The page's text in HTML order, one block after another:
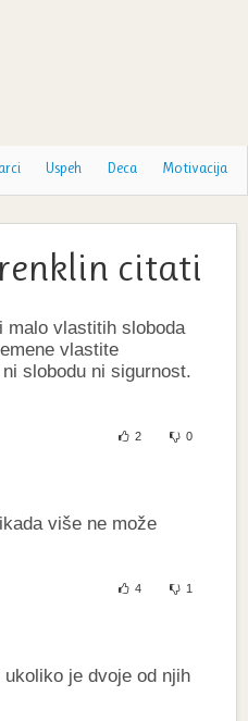
Uspeh Deca Motivacija
citati
malo vlastitih sloboda
vlastite
slobodu ni sigurnost.
2 0
više ne može
4 1
je dvoje od njih